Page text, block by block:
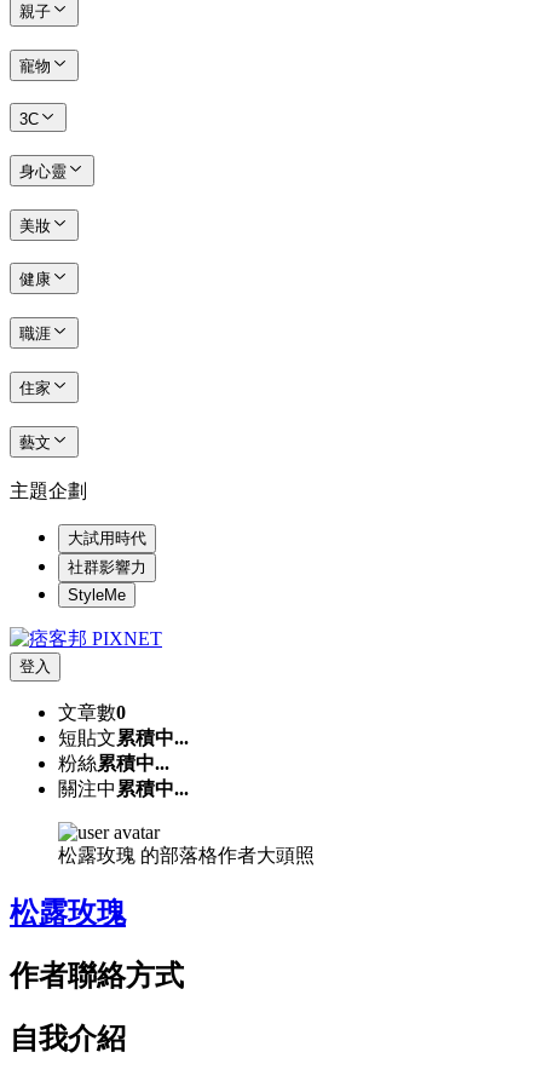
親子
寵物
3C
身心靈
美妝
健康
職涯
住家
藝文
主題企劃
大試用時代
社群影響力
StyleMe
登入
文章數0
短貼文累積中...
粉絲累積中...
關注中 累積中...
松露玫瑰 的部落格作者大頭照
松露玫瑰
作者聯絡方式
自我介紹